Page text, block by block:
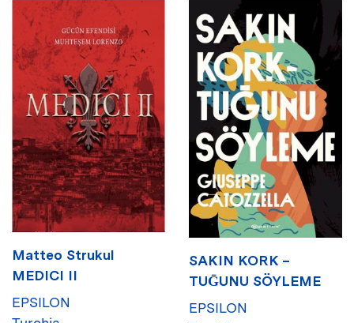
Matteo Strukul
MEDICI II
EPSILON
SAKIN KORK –
TUḠUNU SÖYLEME
EPSILON